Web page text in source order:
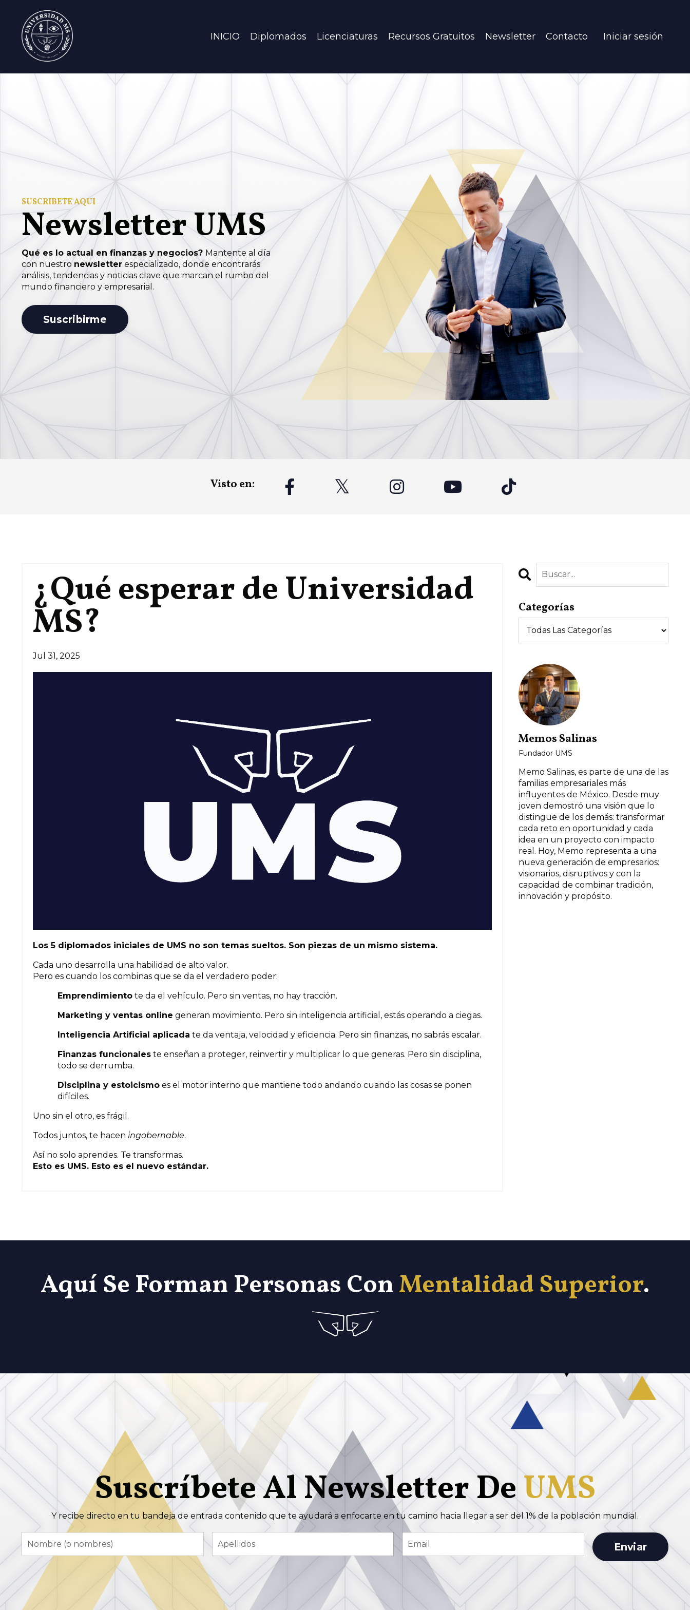
INICIO Diplomados Licenciaturas Recursos Gratuitos Newsletter Contacto Iniciar sesión
SUSCRÍBETE AQUÍ
Newsletter UMS
Qué es lo actual en finanzas y negocios? Mantente al día
con nuestronewsletter especializado, donde encontrarás
análisis, tendencias y noticias clave que marcan el rumbo del
mundo financiero y empresarial.
Suscribirme
Visto en:
¿Qué esperar de Universidad
MS?
Jul 31, 2025
Los 5 diplomados iniciales de UMS no son temas sueltos. Son piezas de un mismo sistema.
Cada uno desarrolla una habilidad de alto valor.
Pero es cuando los combinas que se da el verdadero poder:
Emprendimiento te da el vehículo. Pero sin ventas, no hay tracción.
Marketing y ventas online generan movimiento. Pero sin inteligencia artificial, estás operando a ciegas.
Inteligencia Artificial aplicada te da ventaja, velocidad y eficiencia. Pero sin finanzas, no sabrás escalar.
Finanzas funcionales te enseñan a proteger, reinvertir y multiplicar lo que generas. Pero sin disciplina,
todo se derrumba.
Disciplina y estoicismo es el motor interno que mantiene todo andando cuando las cosas se ponen
difíciles.
Uno sin el otro, es frágil.
Todos juntos, te hacen ingobernable.
Así no solo aprendes. Te transformas.
Esto es UMS. Esto es el nuevo estándar.
Categorías
Memos Salinas
Fundador UMS
Memo Salinas, es parte de una de las
familias empresariales más
influyentes de México. Desde muy
joven demostró una visión que lo
distingue de los demás: transformar
cada reto en oportunidad y cada
idea en un proyecto con impacto
real. Hoy, Memo representa a una
nueva generación de empresarios:
visionarios, disruptivos y con la
capacidad de combinar tradición,
innovación y propósito.
Aquí Se Forman Personas ConMentalidad Superior.
Suscríbete AlNewsletterDeUMS
Y recibe directo en tu bandeja de entrada contenido que te ayudará a enfocarte en tu camino hacia llegar a ser del 1% de la población mundial.
Enviar